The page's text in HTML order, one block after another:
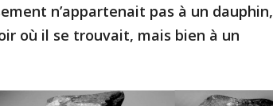
n’appartenait pas à un dauphin,
où il se trouvait, mais bien à un